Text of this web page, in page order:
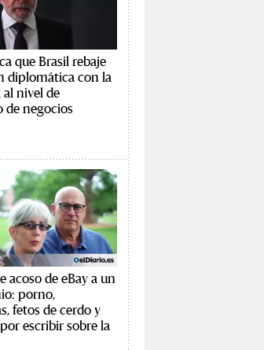
que Brasil rebaje
diplomática con la
nivel de
de negocios
acoso de eBay a un
porno,
fetos de cerdo y
escribir sobre la